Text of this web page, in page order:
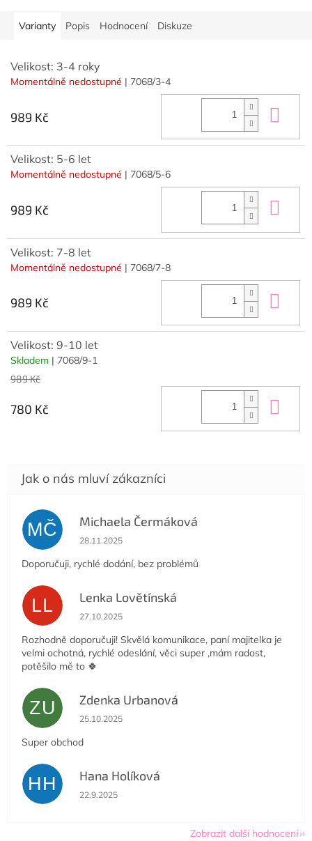
Varianty Popis Hodnocení Diskuze
Velikost: 3-4 roky
Momentálně nedostupné | 7068/3-4
989 Kč
Velikost: 5-6 let
Momentálně nedostupné | 7068/5-6
989 Kč
Velikost: 7-8 let
Momentálně nedostupné | 7068/7-8
989 Kč
Velikost: 9-10 let
Skladem | 7068/9-1
989 Kč
780 Kč
MČ Michaela Čermáková
Hodnocení obchodu je 5 z 5 hvězdiček.
28.11.2025
Doporučuji, rychlé dodání, bez problémů
LL Lenka Lovětínská
Hodnocení obchodu je 5 z 5 hvězdiček.
27.10.2025
Rozhodně doporučuji! Skvělá komunikace, paní majitelka je
velmi ochotná, rychlé odeslání, věci super ,mám radost,
potěšilo mě to 🍀
ZU Zdenka Urbanová
Hodnocení obchodu je 5 z 5 hvězdiček.
25.10.2025
Super obchod
HH Hana Holíková
Hodnocení obchodu je 5 z 5 hvězdiček.
22.9.2025
Zobrazit další hodnocení